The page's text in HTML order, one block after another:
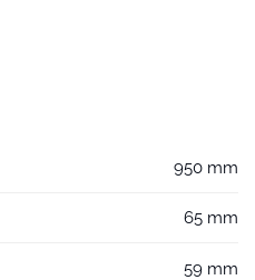
950 mm
65 mm
59 mm